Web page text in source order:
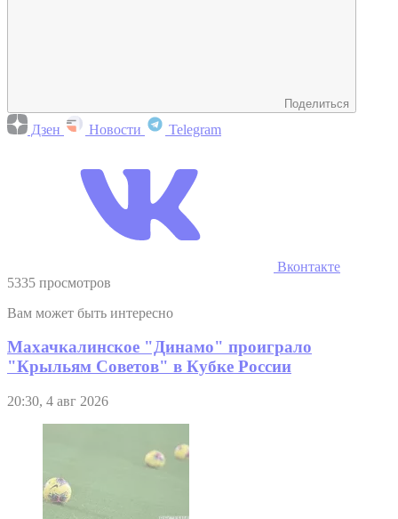
Поделиться
Дзен Новости Telegram
Вконтакте
5335 просмотров
Вам может быть интересно
Махачкалинское "Динамо" проиграло
"Крыльям Советов" в Кубке России
20:30, 4 авг 2026